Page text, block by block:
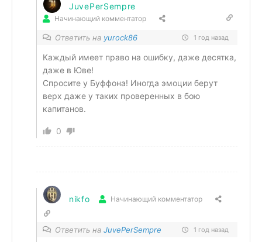
JuvePerSempre
Начинающий комментатор
Ответить на yurock86 1 год назад
Каждый имеет право на ошибку, даже десятка,
даже в Юве!
Спросите у Буффона! Иногда эмоции берут
верх даже у таких проверенных в бою
капитанов.
0
nikfo Начинающий комментатор
Ответить на JuvePerSempre 1 год назад